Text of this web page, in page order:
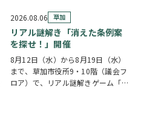
2026.08.06 草加
リアル謎解き「消えた条例案
を探せ！」開催
8月12日（水）から8月19日（水）
まで、草加市役所9・10階（議会フ
ロア）で、リアル謎解きゲーム「消